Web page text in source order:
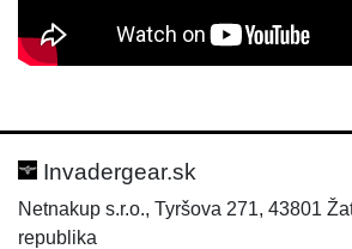
Hodnotenie:
Meno:
Invadergear.sk
Netnakup s.r.o., Tyršova 271, 43801
republika